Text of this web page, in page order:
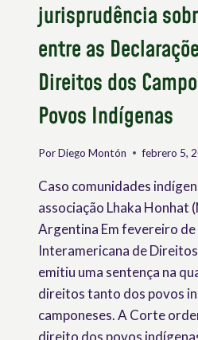
jurisprudência
entre as
Direitos dos
Povos Indígenas
PorDiego Montón febrero 5,
Caso comunidades
associação Lhaka Honhat
Argentina Em fevereiro
Interamericana de
emitiu uma sentença na
direitos tanto dos povos
camponeses. A Corte
direito dos povos